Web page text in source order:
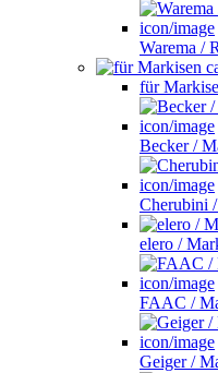
Warema /
für
Becker /
Cherubini
elero /
FAAC /
Geiger /